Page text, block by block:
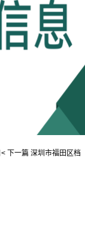
< 下一篇 深圳市福田区档